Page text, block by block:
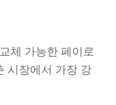
체 가능한 페이로
시장에서 가장 강